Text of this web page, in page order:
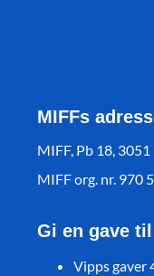
MIFFs
MIFF, Pb 18,
MIFF org. nr. 970
Gi en gave til
Vipps gaver